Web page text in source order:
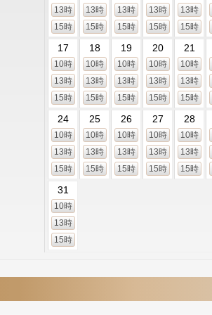
13時
15時
13時
15時
13時
15時
13時
15時
13時
15時
17
10時
13時
15時
18
10時
13時
15時
19
10時
13時
15時
20
10時
13時
15時
21
10時
13時
15時
24
10時
13時
15時
25
10時
13時
15時
26
10時
13時
15時
27
10時
13時
15時
28
10時
13時
15時
31
10時
13時
15時